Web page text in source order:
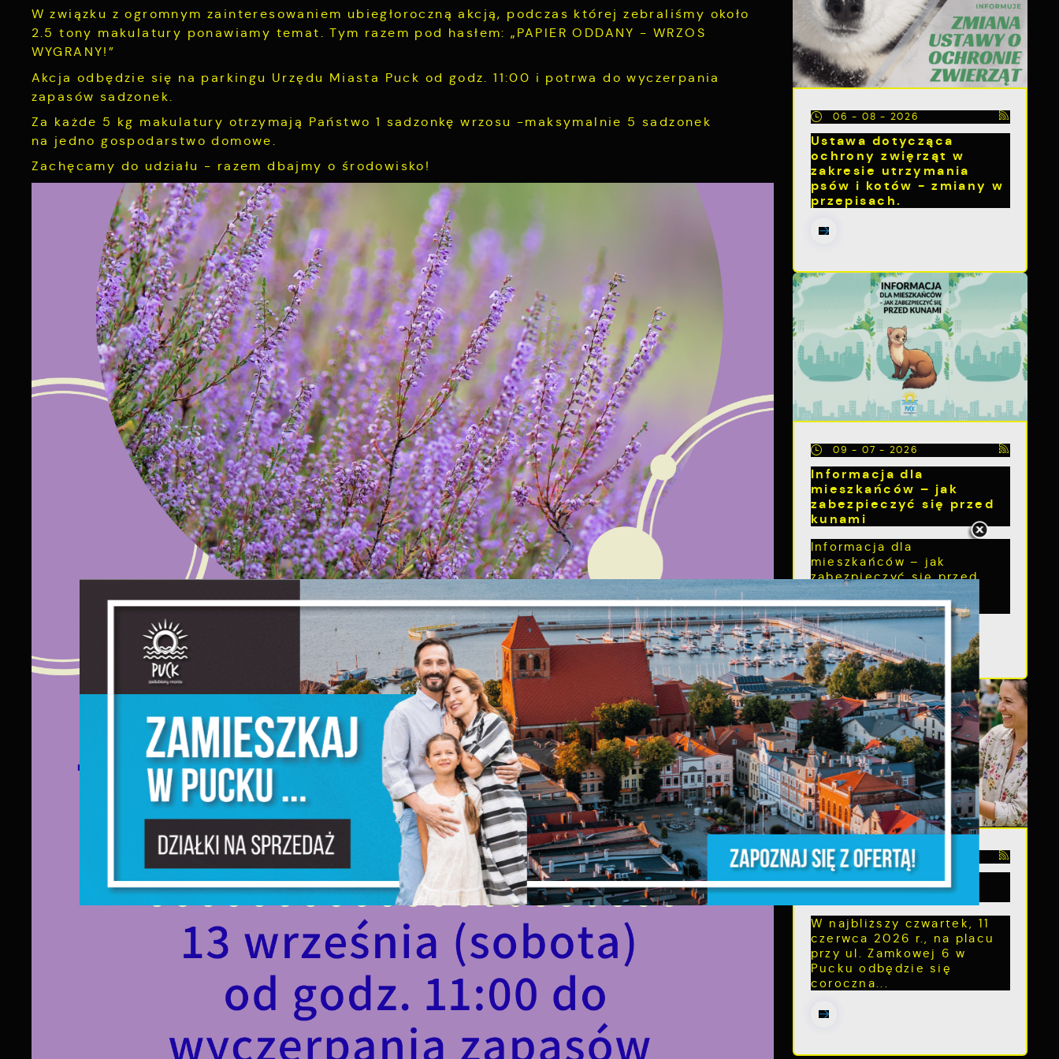
W związku z ogromnym zainteresowaniem ubiegłoroczną akcją, podczas której zebraliśmy około
2.5 tony makulatury ponawiamy temat. Tym razem pod hasłem: „PAPIER ODDANY - WRZOS
WYGRANY!”
Akcja odbędzie się na parkingu Urzędu Miasta Puck od godz. 11:00 i potrwa do wyczerpania
zapasów sadzonek.
Za każde 5 kg makulatury otrzymają Państwo 1 sadzonkę wrzosu -maksymalnie 5 sadzonek
na jedno gospodarstwo domowe.
Zachęcamy do udziału - razem dbajmy o środowisko!
06 - 08 - 2026
Ustawa dotycząca
ochrony zwięrząt w
zakresie utrzymania
psów i kotów - zmiany w
przepisach.
09 - 07 - 2026
Informacja dla
mieszkańców – jak
zabezpieczyć się przed
kunami
Informacja dla
mieszkańców – jak
zabezpieczyć się przed
kunami Kuny coraz
częściej...
08 - 06 - 2026
Coroczna akcja
rozdawania bratków
W najbliższy czwartek, 11
czerwca 2026 r., na placu
przy ul. Zamkowej 6 w
Pucku odbędzie się
coroczna...
Ustawienia
Szanujemy Twoją prywatność. Możesz zmienić ustawienia cookies
lub zaakceptować je wszystkie. W dowolnym momencie możesz
dokonać zmiany swoich ustawień.
Niezbędne
Niezbędne pliki cookies służą do prawidłowego funkcjonowania
strony internetowej i umożliwiają Ci komfortowe korzystanie z
oferowanych przez nas usług.
Pliki cookies odpowiadają na podejmowane przez Ciebie działania
w celu m.in. dostosowania Twoich ustawień preferencji
prywatności, logowania czy wypełniania formularzy. Dzięki plikom
cookies strona, z której korzystasz, może działać bez zakłóceń.
Funkcjonalne i personalizacyjne
Tego typu pliki cookies umożliwiają stronie internetowej
zapamiętanie wprowadzonych przez Ciebie ustawień oraz
personalizację określonych funkcjonalności czy prezentowanych
treści.
Dzięki tym plikom cookies możemy zapewnić Ci większy komfort
jej do Twoich indywidualnych preferencji. Wyrażenie zgody na
funkcjonalne i personalizacyjne pliki cookies gwarantuje
dostępność większej ilości funkcji na stronie.
Więcej
Analityczne
Analityczne pliki cookies pomagają nam rozwijać się i
dostosowywać do Twoich potrzeb.
Cookies analityczne pozwalają na uzyskanie informacji w zakresie
wykorzystywania witryny internetowej, miejsca oraz
częstotliwości, z jaką odwiedzane są nasze serwisy www. Dane
pozwalają nam na ocenę naszych serwisów internetowych pod
ZAPISZ WYBRANE
ZEZWÓL NA WSZYSTKIE